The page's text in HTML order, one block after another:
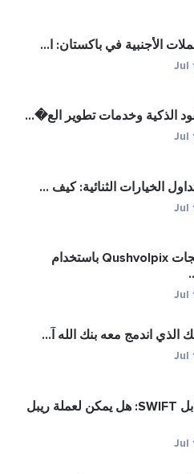
الأجنبية في باكستان: ا...
Jul
الذكية وخدمات تطوير الع�...
Jul
الخيارات الثنائية: كيف ...
Jul
اشترِ منتجات Qushvolpix باستخدام
Jul
الذي اندمج معه بنك الله آ...
Jul
XRP مقابل SWIFT: هل يمكن لعملة ريبل
Jul